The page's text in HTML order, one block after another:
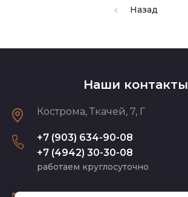
Назад
Наши контакты
Кострома, Ткачей, 7, Г
+7 (903) 634-90-08
+7 (4942) 30-30-08
работаем круглосуточно